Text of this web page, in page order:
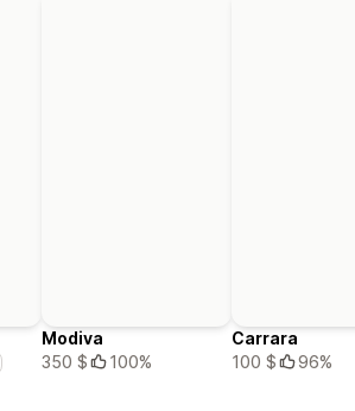
Modiva
350 $
100%
Carrara
100 $
96%